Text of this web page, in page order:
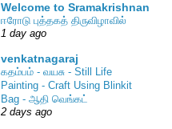
Welcome to Sramakrishnan
ஈரோடு புத்தகத் திருவிழாவில்
1 day ago
venkatnagaraj
கதம்பம் - வயசு - Still Life
Painting - Craft Using Blinkit
Bag - ஆதி வெங்கட்
2 days ago